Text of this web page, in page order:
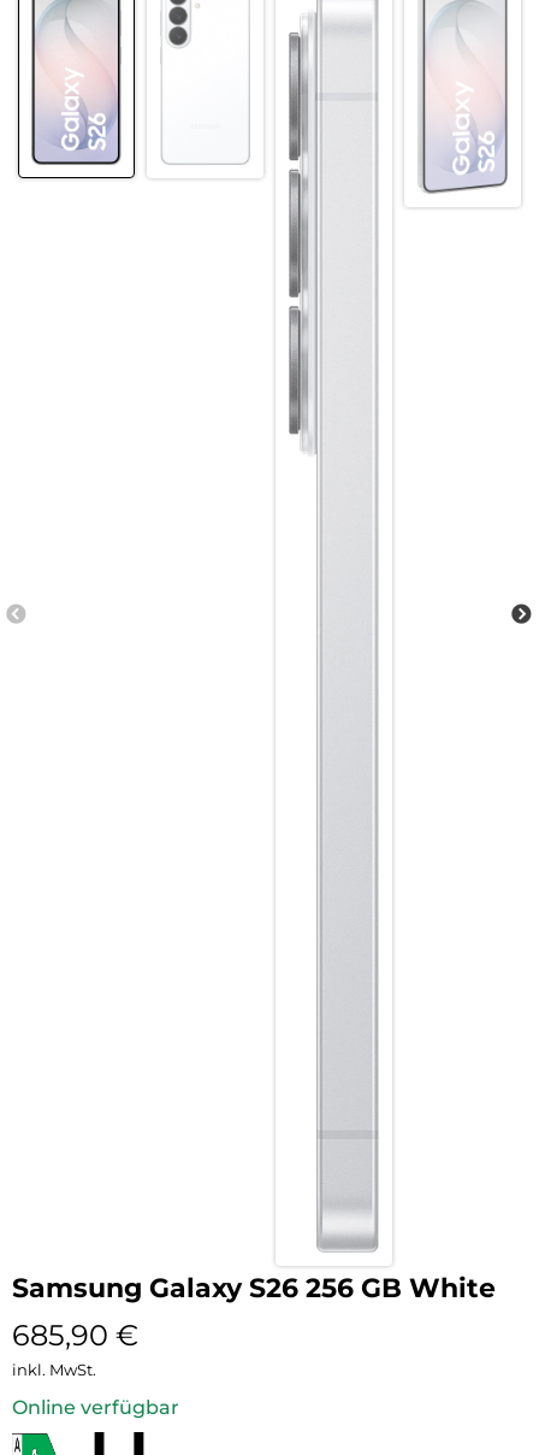
Samsung Galaxy S26 256 GB White
685,90 €
inkl. MwSt.
Online verfügbar